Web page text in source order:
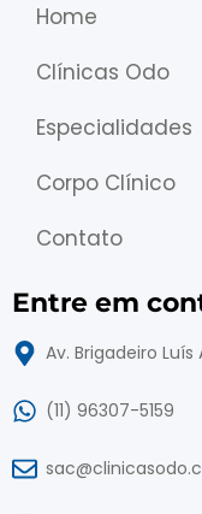
Home
Clínicas Odo
Especialidades
Corpo Clínico
Contato
Entre em
Av. Brigadeiro
(11) 96307-5159